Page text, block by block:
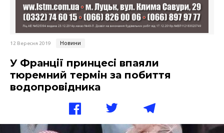
12 Вересня 2019 Новини
У Франції принцесі впаяли
тюремний термін за побиття
водопровідника